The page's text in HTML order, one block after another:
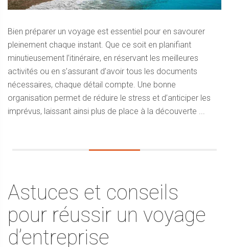
Bien préparer un voyage est essentiel pour en savourer
pleinement chaque instant. Que ce soit en planifiant
minutieusement l’itinéraire, en réservant les meilleures
activités ou en s’assurant d’avoir tous les documents
nécessaires, chaque détail compte. Une bonne
organisation permet de réduire le stress et d’anticiper les
imprévus, laissant ainsi plus de place à la découverte ...
Astuces et conseils
pour réussir un voyage
d’entreprise